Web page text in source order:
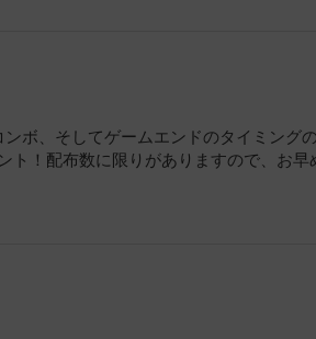
ボ、そしてゲームエンドのタイミング
ト！配布数に限りがありますので、お早